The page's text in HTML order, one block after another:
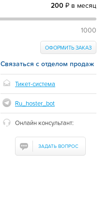
200 ₽ в месяц
1000
ОФОРМИТЬ ЗАКАЗ
Связаться с отделом продаж
Тикет-система
Ru_hoster_bot
Онлайн консультант:
ЗАДАТЬ ВОПРОС